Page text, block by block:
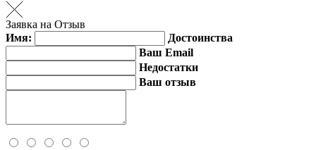
Заявка на Отзыв
Имя:
Достоинства
Ваш Email
Недостатки
Ваш отзыв